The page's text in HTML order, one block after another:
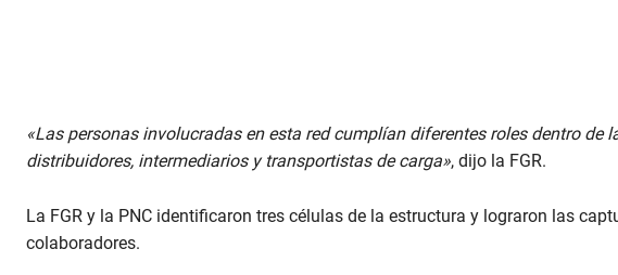
«Las personas involucradas en esta red cumplían diferentes roles dentro de
distribuidores, intermediarios y transportistas de carga», dijo la FGR.
La FGR y la PNC identificaron tres células de la estructura y lograron las
colaboradores.